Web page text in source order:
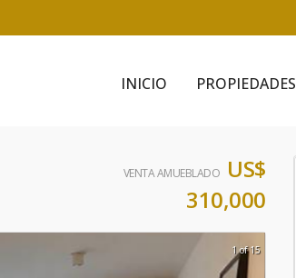
INICIO PROPIEDADES
VENTA AMUEBLADO US$
310,000
1 of 15